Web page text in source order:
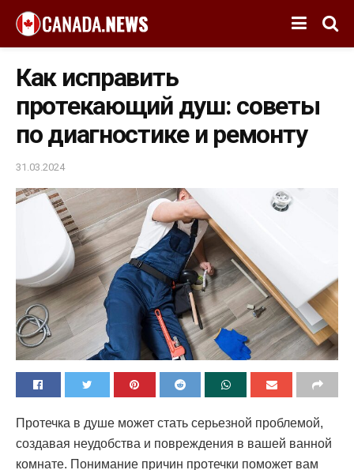
Как исправить
протекающий душ: советы
по диагностике и ремонту
31.03.2024
Протечка в душе может стать серьезной проблемой,
создавая неудобства и повреждения в вашей ванной
комнате. Понимание причин протечки поможет вам